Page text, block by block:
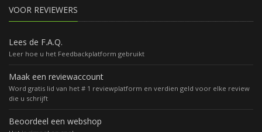
VOOR REVIEWERS
Lees de F.A.Q.
Leer hoe u het Feedbackplatform gebruikt
Maak een reviewaccount
Word gratis lid van het # 1 reviewplatform en verdien geld voor elke review
die u schrijft
Beoordeel een webshop